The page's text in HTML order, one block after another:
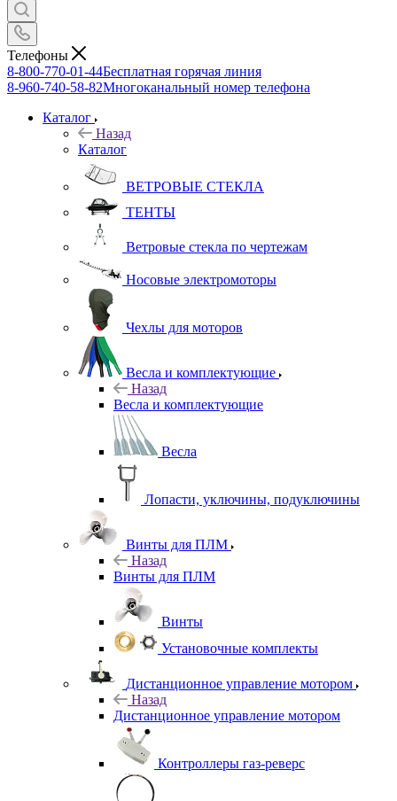
Телефоны
8-800-770-01-44Бесплатная горячая линия
8-960-740-58-82Многоканальный номер телефона
Каталог
Назад
Каталог
ВЕТРОВЫЕ СТЕКЛА
ТЕНТЫ
Ветровые стекла по чертежам
Носовые электромоторы
Чехлы для моторов
Весла и комплектующие
Назад
Весла и комплектующие
Весла
Лопасти, уключины, подуключины
Винты для ПЛМ
Назад
Винты для ПЛМ
Винты
Установочные комплекты
Дистанционное управление мотором
Назад
Дистанционное управление мотором
Контроллеры газ-реверс